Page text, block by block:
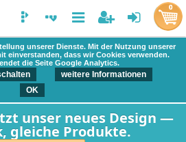
unserer Dienste. Mit der Nutzung unserer
einverstanden, dass wir Cookies verwenden.
die Seite Google Analytics.
weitere Informationen
OK
unser neues Design —
gleiche Produkte.
0